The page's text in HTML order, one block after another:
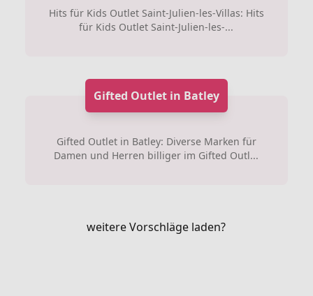
Hits für Kids Outlet Saint-Julien-les-Villas: Hits
für Kids Outlet Saint-Julien-les-...
Gifted Outlet in Batley
Gifted Outlet in Batley: Diverse Marken für
Damen und Herren billiger im Gifted Outl...
weitere Vorschläge laden?